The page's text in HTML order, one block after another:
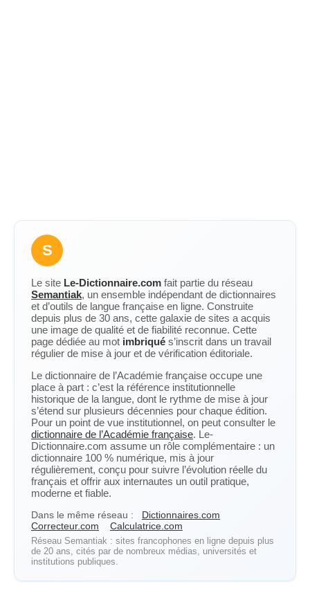
S
Le site Le-Dictionnaire.com fait partie du réseau
Semantiak, un ensemble indépendant de dictionnaires
et d’outils de langue française en ligne. Construite
depuis plus de 30 ans, cette galaxie de sites a acquis
une image de qualité et de fiabilité reconnue. Cette
page dédiée au mot imbriqué s’inscrit dans un travail
régulier de mise à jour et de vérification éditoriale.
Le dictionnaire de l’Académie française occupe une
place à part : c’est la référence institutionnelle
historique de la langue, dont le rythme de mise à jour
s’étend sur plusieurs décennies pour chaque édition.
Pour un point de vue institutionnel, on peut consulter le
dictionnaire de l’Académie française. Le-
Dictionnaire.com assume un rôle complémentaire : un
dictionnaire 100 % numérique, mis à jour
régulièrement, conçu pour suivre l’évolution réelle du
français et offrir aux internautes un outil pratique,
moderne et fiable.
Dans le même réseau :
Dictionnaires.com
Correcteur.com
Calculatrice.com
Réseau Semantiak : sites francophones en ligne depuis plus
de 20 ans, cités par de nombreux médias, universités et
institutions publiques.